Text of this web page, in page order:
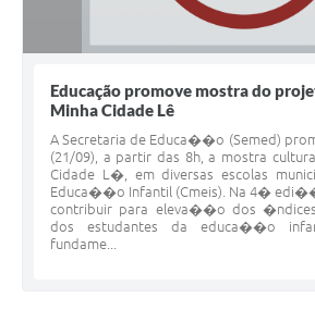
Educação promove mostra do
Minha Cidade Lê
A Secretaria de Educa��o (Semed)
(21/09), a partir das 8h, a mostra
Cidade L�, em diversas escolas
Educa��o Infantil (Cmeis). Na 4�
contribuir para eleva��o dos
dos estudantes da educa��o
fundame...